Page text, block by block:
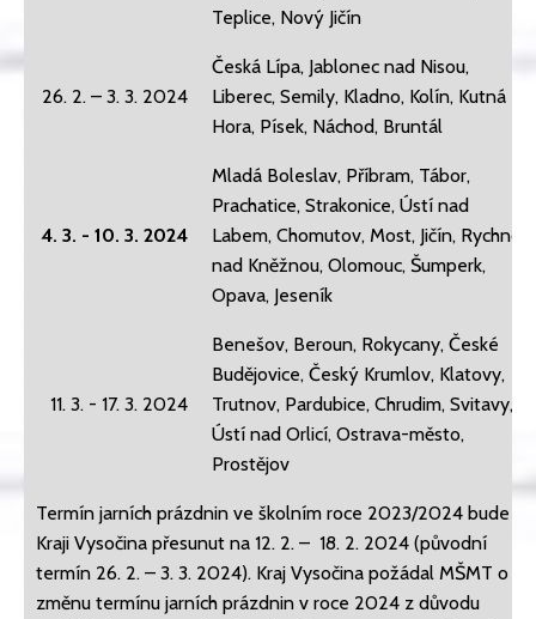
Teplice, Nový Jičín
26. 2. – 3. 3. 2024
Česká Lípa, Jablonec nad Nisou,
Liberec, Semily, Kladno, Kolín, Kutná
Hora, Písek, Náchod, Bruntál
4. 3. - 10. 3. 2024
Mladá Boleslav, Příbram, Tábor,
Prachatice, Strakonice, Ústí nad
Labem, Chomutov, Most, Jičín, Rychnov
nad Kněžnou, Olomouc, Šumperk,
Opava, Jeseník
11. 3. - 17. 3. 2024
Benešov, Beroun, Rokycany, České
Budějovice, Český Krumlov, Klatovy,
Trutnov, Pardubice, Chrudim, Svitavy,
Ústí nad Orlicí, Ostrava-město,
Prostějov
Termín jarních prázdnin ve školním roce 2023/2024 bude v
Kraji Vysočina přesunut na 12. 2. – 18. 2. 2024 (původní
termín 26. 2. – 3. 3. 2024). Kraj Vysočina požádal MŠMT o
změnu termínu jarních prázdnin v roce 2024 z důvodu